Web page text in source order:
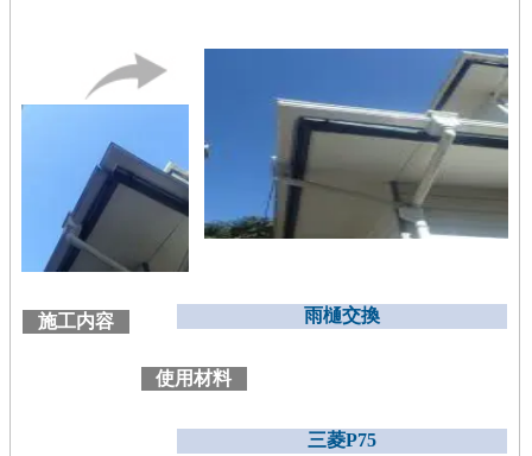
施工内容 雨樋交換
使用材料
三菱P75